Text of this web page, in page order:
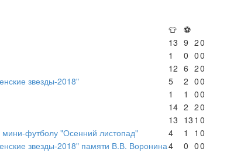
👕 ⚽
13 9 20
1 0 00
12 6 20
звезды-2018" 5 2 00
1 1 00
14 2 20
13 13 1 0
мини-футболу "Осенний листопад" 4 1 1 0
звезды-2018" памяти В.В. Воронина4 0 00